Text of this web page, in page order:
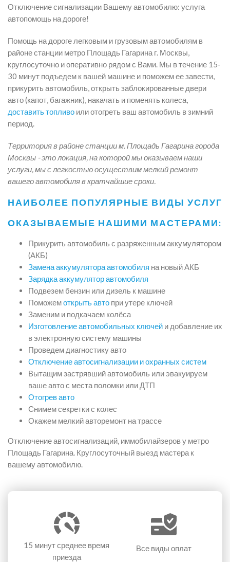
Отключение сигнализации Вашему автомобилю: услуга
автопомощь на дороге!
Помощь на дороге легковым и грузовым автомобилям в
районе станции метро Площадь Гагарина г. Москвы,
круглосуточно и оперативно рядом с Вами. Мы в течение 15-
30 минут подъедем к вашей машине и поможем ее завести,
прикурить автомобиль, открыть заблокированные двери
авто (капот, багажник), накачать и поменять колеса,
доставить топливо или отогреть ваш автомобиль в зимний
период.
Территория в районе станции м. Площадь Гагарина города
Москвы - это локация, на которой мы оказываем наши
услуги, мы с легкостью осуществим мелкий ремонт
вашего автомобиля в кратчайшие сроки.
НАИБОЛЕЕ ПОПУЛЯРНЫЕ ВИДЫ УСЛУГ
ОКАЗЫВАЕМЫЕ НАШИМИ МАСТЕРАМИ:
Прикурить автомобиль с разряженным аккумулятором
(АКБ)
Замена аккумулятора автомобиля на новый АКБ
Зарядка аккумулятор автомобиля
Подвезем бензин или дизель к машине
Поможемоткрыть авто при утере ключей
Заменим и подкачаем колёса
Изготовление автомобильных ключей и добавление их
в электронную систему машины
Проведем диагностику авто
Отключение автосигнализации и охранных систем
Вытащим застрявший автомобиль или эвакуируем
ваше авто с места поломки или ДТП
Отогрев авто
Снимем секретки с колес
Окажем мелкий авторемонт на трассе
Отключение автосигнализаций, иммобилайзеров у метро
Площадь Гагарина. Круглосуточный выезд мастера к
вашему автомобилю.
15 минутсреднее время
приезда
Все виды оплат